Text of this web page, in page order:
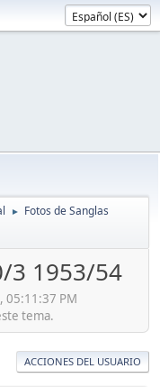
► Fotos de Sanglas
3 1953/54
05:11:37 PM
tema.
ACCIONES DEL USUARIO